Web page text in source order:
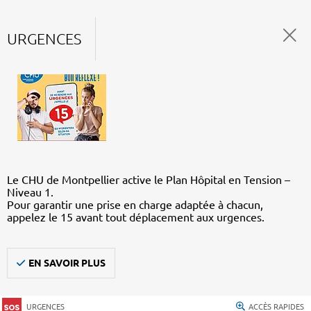
URGENCES
Le CHU de Montpellier active le Plan Hôpital en Tension –
Niveau 1.
Pour garantir une prise en charge adaptée à chacun,
appelez le 15 avant tout déplacement aux urgences.
EN SAVOIR PLUS
URGENCES ACCÈS RAPIDES